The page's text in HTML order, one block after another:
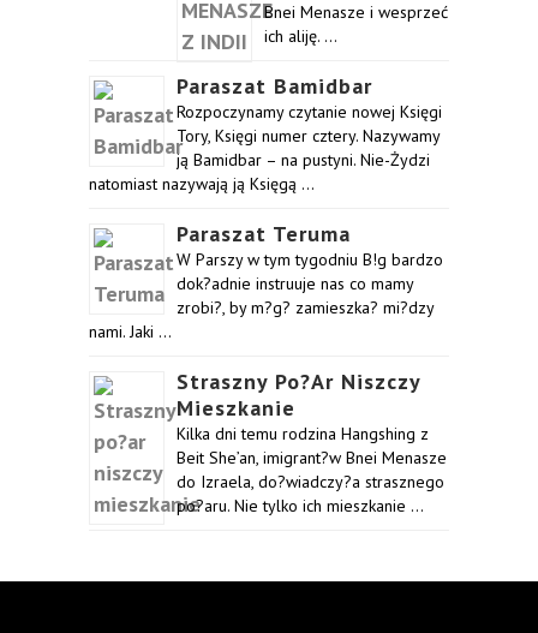
Bnei Menasze i wesprzeć
ich aliję. …
Paraszat Bamidbar
Rozpoczynamy czytanie nowej Księgi
Tory, Księgi numer cztery. Nazywamy
ją Bamidbar – na pustyni. Nie-Żydzi
natomiast nazywają ją Księgą …
Paraszat Teruma
W Parszy w tym tygodniu B!g bardzo
dok?adnie instruuje nas co mamy
zrobi?, by m?g? zamieszka? mi?dzy
nami. Jaki …
Straszny Po?ar Niszczy
Mieszkanie
Kilka dni temu rodzina Hangshing z
Beit She’an, imigrant?w Bnei Menasze
do Izraela, do?wiadczy?a strasznego
po?aru. Nie tylko ich mieszkanie …